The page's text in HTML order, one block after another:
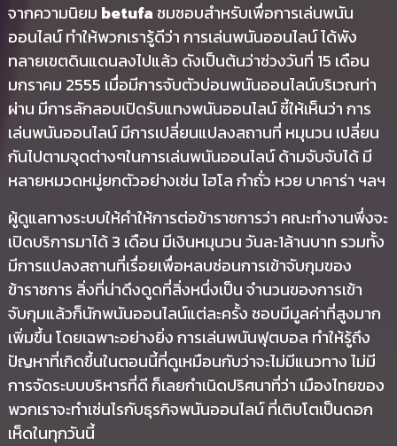
จากความนิยม betufa ชมชอบสำหรับเพื่อการเล่นพนัน
ออนไลน์ ทำให้พวกเรารู้ดีว่า การเล่นพนันออนไลน์ ได้พัง
ทลายเขตดินแดนลงไปแล้ว ดังเป็นต้นว่าช่วงวันที่ 15 เดือน
มกราคม 2555 เมื่อมีการจับตัวบ่อนพนันออนไลน์บริเวณท่า
ผ่าน มีการลักลอบเปิดรับแทงพนันออนไลน์ ชี้ให้เห็นว่า การ
เล่นพนันออนไลน์ มีการเปลี่ยนแปลงสถานที่ หมุนวน เปลี่ยน
กันไปตามจุดต่างๆในการเล่นพนันออนไลน์ ด้ามจับจับได้ มี
หลายหมวดหมู่ยกตัวอย่างเช่น ไฮโล กำถั่ว หวย บาคาร่า ฯลฯ
ผู้ดูแลทางระบบให้คำให้การต่อข้าราชการว่า คณะทำงานพึ่งจะ
เปิดบริการมาได้ 3 เดือน มีเงินหมุนวน วันละ1ล้านบาท รวมทั้ง
มีการแปลงสถานที่เรื่อยเพื่อหลบซ่อนการเข้าจับกุมของ
ข้าราชการ สิ่งที่น่าดึงดูดที่สิ่งหนึ่งเป็น จำนวนของการเข้า
จับกุมแล้วก็นักพนันออนไลน์แต่ละครั้ง ชอบมีมูลค่าที่สูงมาก
เพิ่มขึ้น โดยเฉพาะอย่างยิ่ง การเล่นพนันฟุตบอล ทำให้รู้ถึง
ปัญหาที่เกิดขึ้นในตอนนี้ที่ดูเหมือนกับว่าจะไม่มีแนวทาง ไม่มี
การจัดระบบบริหารที่ดี ก็เลยกำเนิดปริศนาที่ว่า เมืองไทยของ
พวกเราจะทำเช่นไรกับธุรกิจพนันออนไลน์ ที่เติบโตเป็นดอก
เห็ดในทุกวันนี้